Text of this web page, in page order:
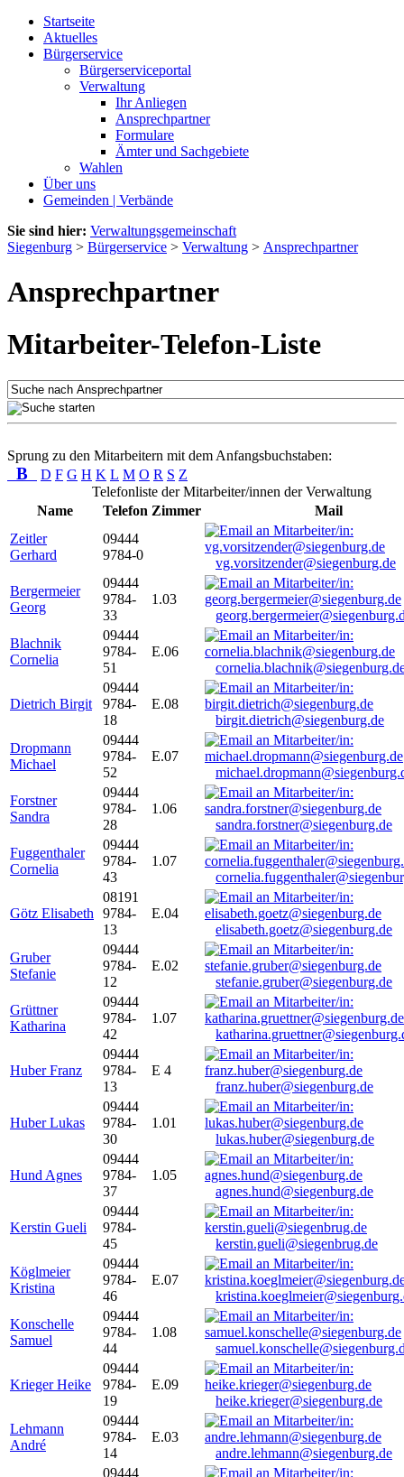
Startseite
Aktuelles
Bürgerservice
Bürgerserviceportal
Verwaltung
Ihr Anliegen
Ansprechpartner
Formulare
Ämter und Sachgebiete
Wahlen
Über uns
Gemeinden | Verbände
Sie sind hier: Verwaltungsgemeinschaft
Siegenburg > Bürgerservice > Verwaltung > Ansprechpartner
Ansprechpartner
Mitarbeiter-Telefon-Liste
Sprung zu den Mitarbeitern mit dem Anfangsbuchstaben:
B D F G H K L M O R S Z
Telefonliste der Mitarbeiter/innen der Verwaltung
Name
Telefon Zimmer
Mail
Zeitler
Gerhard
09444
9784-0
vg.vorsitzender@siegenburg.de
Bergermeier
Georg
09444
9784-
33
1.03
Blachnik
Cornelia
09444
9784-
51
E.06
Dietrich Birgit
09444
9784-
18
E.08
birgit.dietrich@siegenburg.de
Dropmann
Michael
09444
9784-
52
E.07
Forstner
Sandra
09444
9784-
28
1.06
sandra.forstner@siegenburg.de
Fuggenthaler
Cornelia
09444
9784-
43
1.07
Götz Elisabeth
08191
9784-
13
E.04
elisabeth.goetz@siegenburg.de
Gruber
Stefanie
09444
9784-
12
E.02
stefanie.gruber@siegenburg.de
Grüttner
Katharina
09444
9784-
42
1.07
Huber Franz
09444
9784-
13
E 4
franz.huber@siegenburg.de
Huber Lukas
09444
9784-
30
1.01
lukas.huber@siegenburg.de
Hund Agnes
09444
9784-
37
1.05
agnes.hund@siegenburg.de
Kerstin Gueli
09444
9784-
45
kerstin.gueli@siegenbrug.de
Köglmeier
Kristina
09444
9784-
46
E.07
Konschelle
Samuel
09444
9784-
44
1.08
Krieger Heike
09444
9784-
19
E.09
heike.krieger@siegenburg.de
Lehmann
André
09444
9784-
14
E.03
andre.lehmann@siegenburg.de
09444